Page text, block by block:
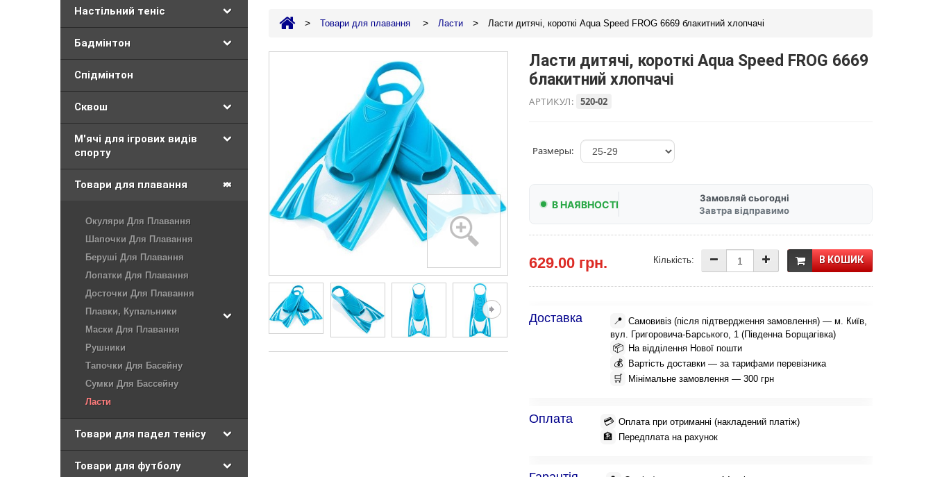
Настільний теніс
Бадмінтон
Спідмінтон
Сквош
М'ячі для ігрових видів
спорту
Товари для плавання
Окуляри Для Плавання
Шапочки Для Плавання
Беруші Для Плавання
Лопатки Для Плавання
Досточки Для Плавання
Плавки, Купальники
Маски Для Плавання
Рушники
Тапочки Для Басейну
Сумки Для Бассейну
Ласти
Товари для падел тенісу
Товари для футболу
> Товари для плавання > Ласти > Ласти дитячі, короткі Aqua Speed FROG 6669 блакитний хлопчачі
Ласти дитячі, короткі Aqua Speed FROG 6669
блакитний хлопчачі
АРТИКУЛ: 520-02
Размеры:
Замовляй сьогодні
Завтра відправимо
В НАЯВНОСТІ
629.00 грн. В КОШИК
Кількість:
Доставка 📍 Самовивіз (після підтвердження замовлення) — м. Київ,
вул. Григоровича-Барського, 1 (Південна Борщагівка)
📦 На відділення Нової пошти
💰 Вартість доставки — за тарифами перевізника
🛒 Мінімальне замовлення — 300 грн
Оплата 💳 Оплата при отриманні (накладений платіж)
🏦 Передплата на рахунок